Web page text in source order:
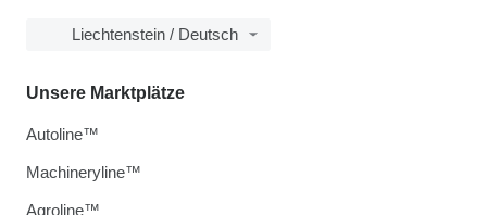
Liechtenstein / Deutsch
Unsere Marktplätze
Autoline™
Machineryline™
Agroline™